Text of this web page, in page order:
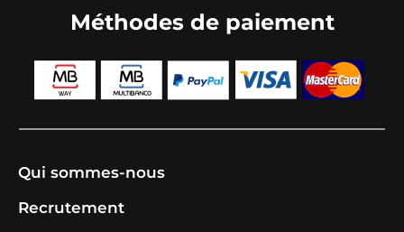
Méthodes de paiement
Qui sommes-nous
Recrutement